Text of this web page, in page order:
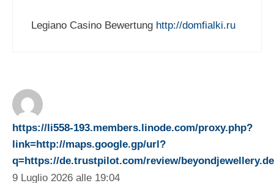
Legiano Casino Bewertung http://domfialki.ru
https://li558-193.members.linode.com/proxy.php?
link=http://maps.google.gp/url?
q=https://de.trustpilot.com/review/beyondjewellery.de
9 Luglio 2026 alle 19:04